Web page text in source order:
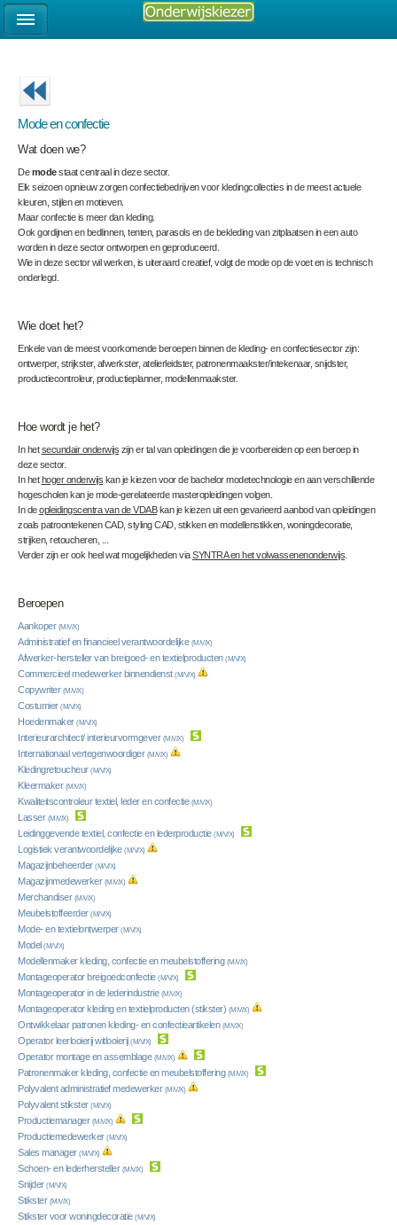
Mode en confectie
Wat doen we?
Demodestaat centraal in deze sector.
Elk seizoen opnieuw zorgen confectiebedrijven voor kledingcollecties in de meest actuele
kleuren, stijlen en motieven.
Maar confectie is meer dan kleding.
Ook gordijnen en bedlinnen, tenten, parasols en de bekleding van zitplaatsen in een auto
worden in deze sector ontworpen en geproduceerd.
Wie in deze sector wil werken, is uiteraard creatief, volgt de mode op de voet en is technisch
onderlegd.
Wie doet het?
Enkele van de meest voorkomende beroepen binnen de kleding- en confectiesector zijn:
ontwerper, strijkster, afwerkster, atelierleidster, patronenmaakster/intekenaar, snijdster,
productiecontroleur, productieplanner, modellenmaakster.
Hoe wordt je het?
In hetsecundair onderwijs zijn er tal van opleidingen die je voorbereiden op een beroep in
deze sector.
In het hoger onderwijs kan je kiezen voor de bachelor modetechnologie en aan verschillende
hogescholen kan je mode-gerelateerde masteropleidingen volgen.
In deopleidingscentra van de VDABkan je kiezen uit een gevarieerd aanbod van opleidingen
zoals patroontekenen CAD, styling CAD, stikken en modellenstikken, woningdecoratie,
strijken, retoucheren, ...
Verder zijn er ook heel wat mogelijkheden viaSYNTRA en het volwassenenonderwijs
Beroepen
Aankoper (M/V/X)
Administratief en financieel verantwoordelijke (M/V/X)
Afwerker-hersteller van breigoed- en textielproducten (M/V/X)
Commercieel medewerker binnendienst (M/V/X)
Copywriter (M/V/X)
Costumier (M/V/X)
Hoedenmaker (M/V/X)
Interieurarchitect/ interieurvormgever (M/V/X)
Internationaal vertegenwoordiger (M/V/X)
Kledingretoucheur (M/V/X)
Kleermaker (M/V/X)
Kwaliteitscontroleur textiel, leder en confectie (M/V/X)
Lasser (M/V/X)
Leidinggevende textiel, confectie en lederproductie (M/V/X)
Logistiek verantwoordelijke (M/V/X)
Magazijnbeheerder (M/V/X)
Magazijnmedewerker (M/V/X)
Merchandiser (M/V/X)
Meubelstoffeerder (M/V/X)
Mode- en textielontwerper (M/V/X)
Model (M/V/X)
Modellenmaker kleding, confectie en meubelstoffering (M/V/X)
Montageoperator breigoedconfectie (M/V/X)
Montageoperator in de lederindustrie (M/V/X)
Montageoperator kleding en textielproducten (stikster) (M/V/X)
Ontwikkelaar patronen kleding- en confectieartikelen (M/V/X)
Operator leerlooierij witlooierij (M/V/X)
Operator montage en assemblage (M/V/X)
Patronenmaker kleding, confectie en meubelstoffering (M/V/X)
Polyvalent administratief medewerker (M/V/X)
Polyvalent stikster (M/V/X)
Productiemanager (M/V/X)
Productiemedewerker (M/V/X)
Sales manager (M/V/X)
Schoen- en lederhersteller (M/V/X)
Snijder (M/V/X)
Stikster (M/V/X)
Stikster voor woningdecoratie (M/V/X)